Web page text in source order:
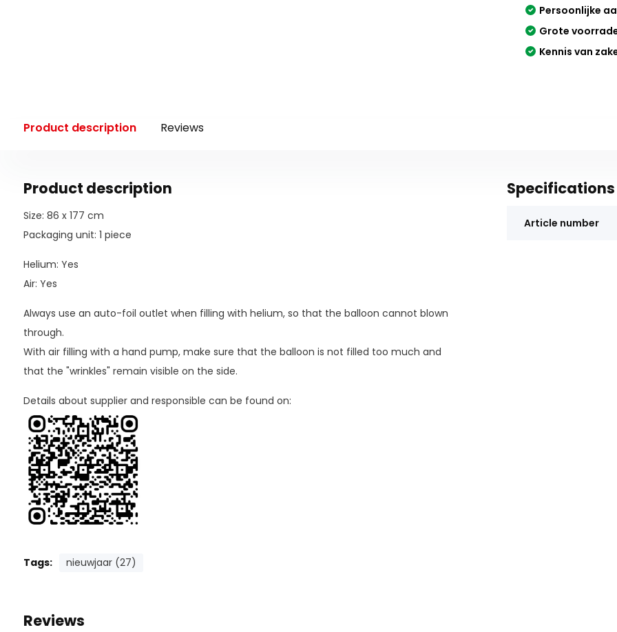
Persoonlijke
Grote
Kennis van
Product description Reviews
Product description
Size: 86 x 177 cm
Packaging unit: 1 piece
Helium: Yes
Air: Yes
Always use an auto-foil outlet when filling with helium, so that the balloon cannot blown
through.
With air filling with a hand pump, make sure that the balloon is not filled too much and
that the "wrinkles" remain visible on the side.
Details about supplier and responsible can be found on:
Tags: nieuwjaar (27)
Specifications
Article number
Reviews